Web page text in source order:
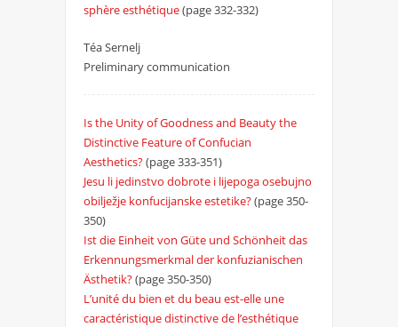
sphère esthétique(page 332-332)
Téa Sernelj
Preliminary communication
Is the Unity of Goodness and Beauty the
Distinctive Feature of Confucian
Aesthetics?(page 333-351)
Jesu li jedinstvo dobrote i lijepoga osebujno
obilježje konfucijanske estetike?(page 350-
350)
Ist die Einheit von Güte und Schönheit das
Erkennungsmerkmal der konfuzianischen
Ästhetik?(page 350-350)
L’unité du bien et du beau est-elle une
caractéristique distinctive de l’esthétique